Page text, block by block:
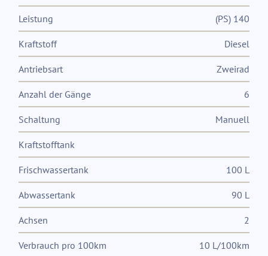
Leistung (PS) 140
Kraftstoff Diesel
Antriebsart Zweirad
Anzahl der Gänge 6
Schaltung Manuell
Kraftstofftank
Frischwassertank 100 L
Abwassertank 90 L
Achsen 2
Verbrauch pro 100km 10 L/100km